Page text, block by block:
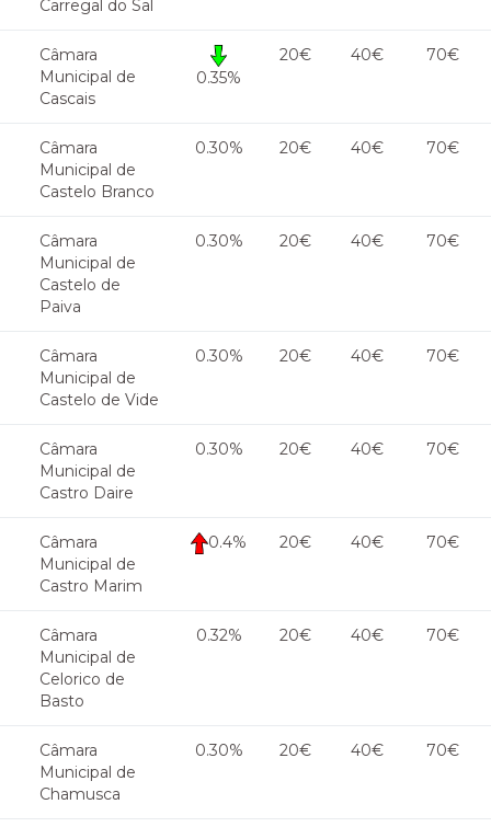
Carregal do Sal
Câmara
Municipal de
Cascais
0.35%
20€ 40€ 70€
Câmara
Municipal de
Castelo Branco
0.30% 20€ 40€ 70€
Câmara
Municipal de
Castelo de
Paiva
0.30% 20€ 40€ 70€
Câmara
Municipal de
Castelo de Vide
0.30% 20€ 40€ 70€
Câmara
Municipal de
Castro Daire
0.30% 20€ 40€ 70€
Câmara
Municipal de
Castro Marim
0.4% 20€ 40€ 70€
Câmara
Municipal de
Celorico de
Basto
0.32% 20€ 40€ 70€
Câmara
Municipal de
Chamusca
0.30% 20€ 40€ 70€